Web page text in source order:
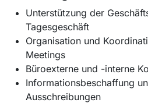
Unterstützung der
Tagesgeschäft
Organisation und
Meetings
Büroexterne und -interne
Informationsbeschaffung
Ausschreibungen